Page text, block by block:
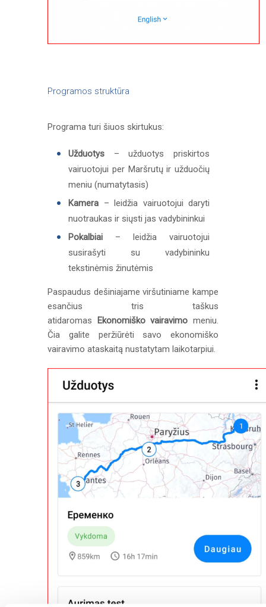
Programos struktūra
Programa turi šiuos skirtukus:
Užduotys – užduotys priskirtos
vairuotojui per Maršrutų ir užduočių
meniu (numatytasis)
Kamera – leidžia vairuotojui daryti
nuotraukas ir siųsti jas vadybininkui
Pokalbiai – leidžia vairuotojui
susirašyti su vadybininku
tekstinėmis žinutėmis
Paspaudus dešiniajame viršutiniame kampe
esančius tris taškus
atidaromas Ekonomiško vairavimo meniu.
Čia galite peržiūrėti savo ekonomiško
vairavimo ataskaitą nustatytam laikotarpiui.